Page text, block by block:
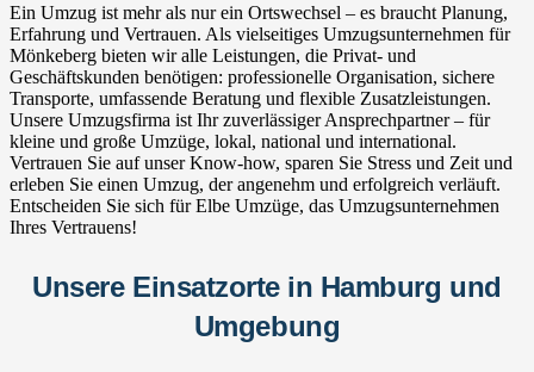
Ein Umzug ist mehr als nur ein Ortswechsel – es braucht Planung,
Erfahrung und Vertrauen. Als vielseitiges Umzugsunternehmen für
Mönkeberg bieten wir alle Leistungen, die Privat- und
Geschäftskunden benötigen: professionelle Organisation, sichere
Transporte, umfassende Beratung und flexible Zusatzleistungen.
Unsere Umzugsfirma ist Ihr zuverlässiger Ansprechpartner – für
kleine und große Umzüge, lokal, national und international.
Vertrauen Sie auf unser Know-how, sparen Sie Stress und Zeit und
erleben Sie einen Umzug, der angenehm und erfolgreich verläuft.
Entscheiden Sie sich für Elbe Umzüge, das Umzugsunternehmen
Ihres Vertrauens!
Unsere Einsatzorte in Hamburg und
Umgebung